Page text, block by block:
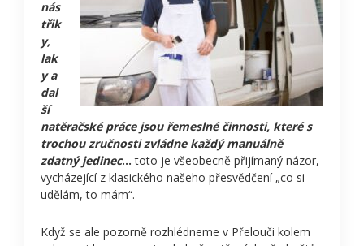
nás
třik
y,
lak
y a
dal
ší
natěračské práce jsou řemeslné činnosti, které s
trochou zručnosti zvládne každý manuálně
zdatný jedinec… toto je všeobecně přijímaný názor,
vycházející z klasického našeho přesvědčení „co si
udělám, to mám“.
Když se ale pozorně rozhlédneme v Přelouči kolem